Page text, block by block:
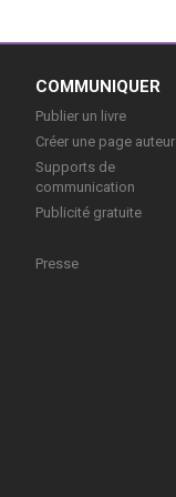
COMMUNIQUER
Publier un livre
Créer une page auteur
Supports de
communication
Publicité gratuite
Presse